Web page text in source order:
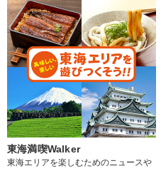
東海満喫Walker
東海エリアを楽しむためのニュースや